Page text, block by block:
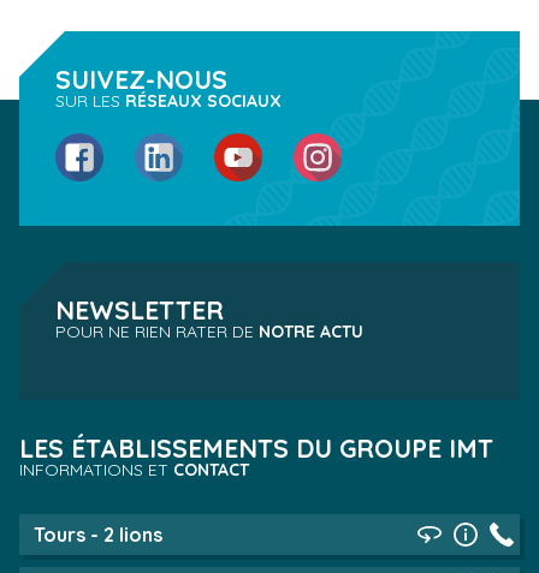
SUIVEZ-NOUS
SUR LES RÉSEAUX SOCIAUX
FacebookLinkedIn YouTube Instagram
NEWSLETTER
POUR NE RIEN RATER DE NOTRE ACTU
LES ÉTABLISSEMENTS DU GROUPE IMT
INFORMATIONS ET CONTACT
Tours - 2 lions